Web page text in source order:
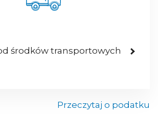
środków transportowych
Przeczytaj o podatku